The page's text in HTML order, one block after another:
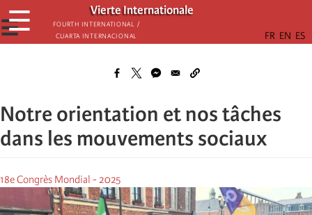
Skip
to
main
Vierte Internationale
Fourth International /
Cuarta Internacional
☰
☰
Notre orientation et nos tâches
dans les mouvements sociaux
18e Congrès Mondial - 2025